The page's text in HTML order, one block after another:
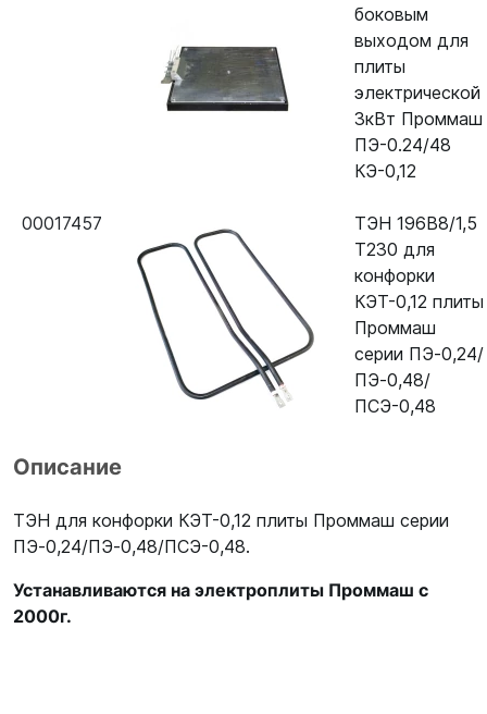
боковым
выходом для
плиты
электрической
3кВт Проммаш
ПЭ-0.24/48
КЭ-0,12
00017457
ТЭН 196В8/1,5
Т230 для
конфорки
КЭТ-0,12 плиты
Проммаш
серии ПЭ‐0,24/
ПЭ‐0,48/
ПСЭ-0,48
Описание
ТЭН для конфорки КЭТ-0,12 плиты Проммаш серии
ПЭ‐0,24/ПЭ‐0,48/ПСЭ-0,48.
Устанавливаются на электроплиты Проммаш с
2000г.